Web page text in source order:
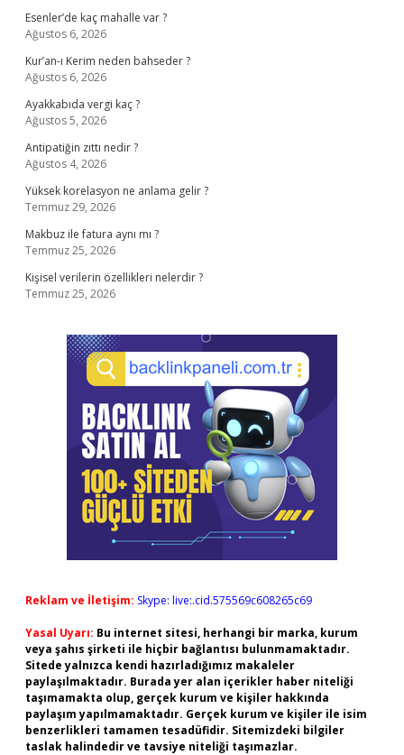
Esenler’de kaç mahalle var ?
Ağustos 6, 2026
Kur’an-ı Kerim neden bahseder ?
Ağustos 6, 2026
Ayakkabıda vergi kaç ?
Ağustos 5, 2026
Antipatiğin zıttı nedir ?
Ağustos 4, 2026
Yüksek korelasyon ne anlama gelir ?
Temmuz 29, 2026
Makbuz ile fatura aynı mı ?
Temmuz 25, 2026
Kişisel verilerin özellikleri nelerdir ?
Temmuz 25, 2026
Reklam ve İletişim: Skype: live:.cid.575569c608265c69
Yasal Uyarı: Bu internet sitesi, herhangi bir marka, kurum
veya şahıs şirketi ile hiçbir bağlantısı bulunmamaktadır.
Sitede yalnızca kendi hazırladığımız makaleler
paylaşılmaktadır. Burada yer alan içerikler haber niteliği
taşımamakta olup, gerçek kurum ve kişiler hakkında
paylaşım yapılmamaktadır. Gerçek kurum ve kişiler ile isim
benzerlikleri tamamen tesadüfidir. Sitemizdeki bilgiler
taslak halindedir ve tavsiye niteliği taşımazlar.